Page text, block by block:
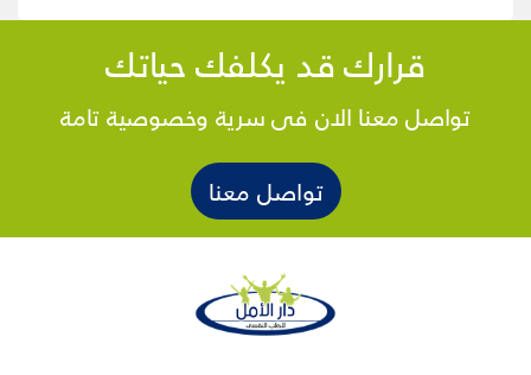
قرارك قد يكلفك حياتك
تواصل معنا الان فى سرية وخصوصية تامة
تواصل معنا